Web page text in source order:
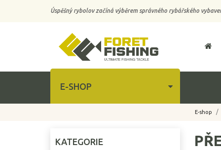
Úspěšný rybolov začíná výběrem správného rybářského
E-SHOP
E-shop
KATEGORIE